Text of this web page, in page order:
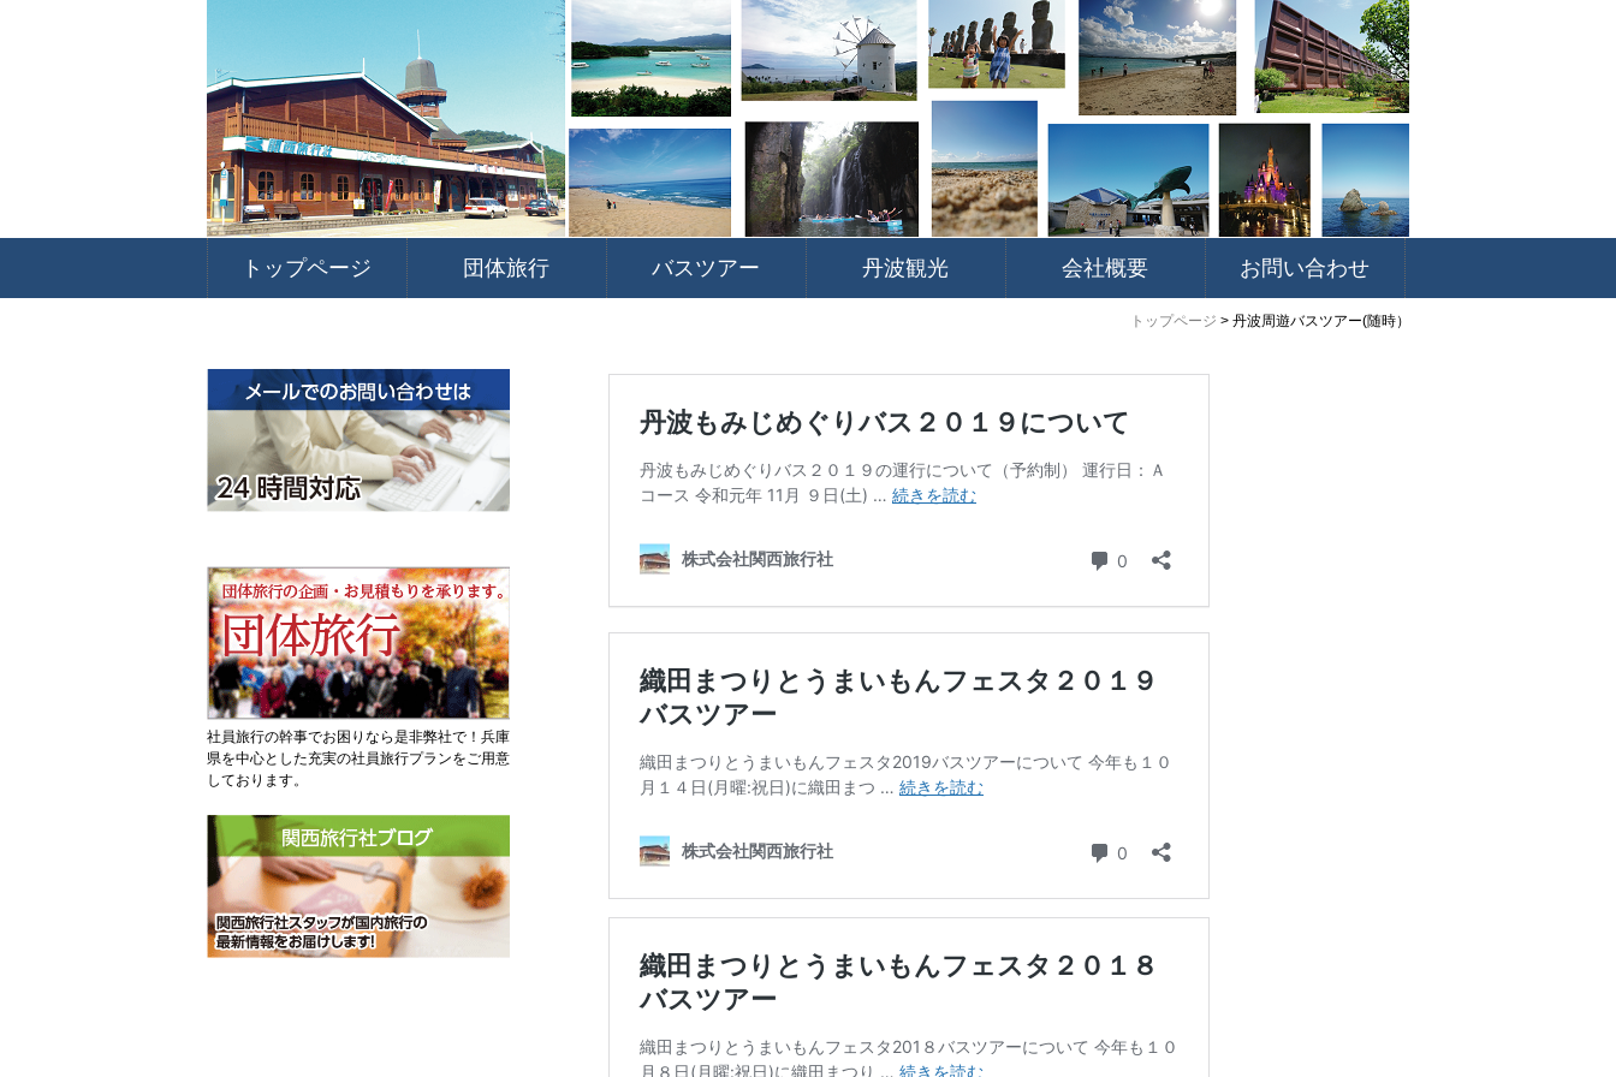
トップページ 団体旅行 バスツアー 丹波観光 会社概要 お問い合わせ
トップページ > 丹波周遊バスツアー(随時）
社員旅行の幹事でお困りなら是非弊社で！兵庫
県を中心とした充実の社員旅行プランをご用意
しております。